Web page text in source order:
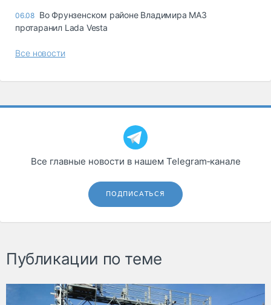
06.08 Во Фрунзенском районе Владимира МАЗ
протаранил Lada Vesta
Все новости
Все главные новости в нашем Telegram‑канале
ПОДПИСАТЬСЯ
Публикации по теме